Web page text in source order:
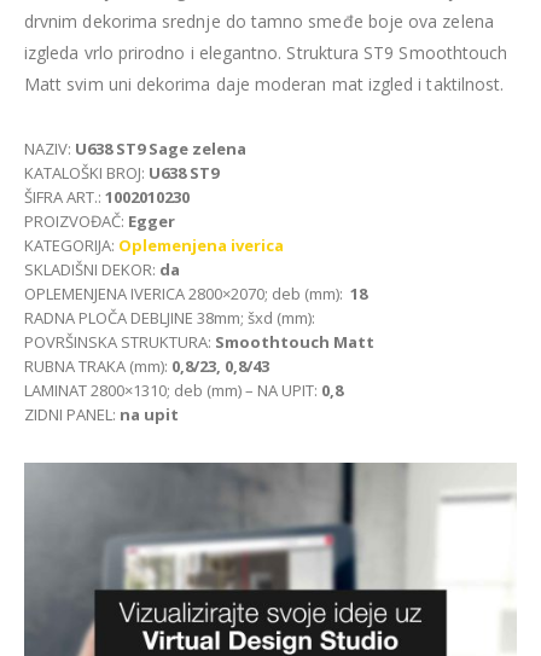
drvnim dekorima srednje do tamno smeđe boje ova zelena
izgleda vrlo prirodno i elegantno. Struktura ST9 Smoothtouch
Matt svim uni dekorima daje moderan mat izgled i taktilnost.
NAZIV: U638 ST9 Sage zelena
KATALOŠKI BROJ: U638 ST9
ŠIFRA ART.: 1002010230
PROIZVOĐAČ: Egger
KATEGORIJA: Oplemenjena iverica
SKLADIŠNI DEKOR: da
OPLEMENJENA IVERICA 2800×2070; deb (mm): 18
RADNA PLOČA DEBLJINE 38mm; šxd (mm):
POVRŠINSKA STRUKTURA: Smoothtouch Matt
RUBNA TRAKA (mm): 0,8/23, 0,8/43
LAMINAT 2800×1310; deb (mm) – NA UPIT: 0,8
ZIDNI PANEL: na upit